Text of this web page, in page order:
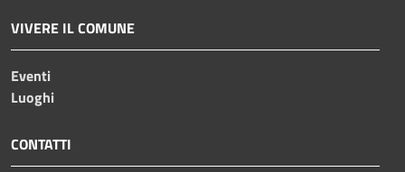
VIVERE IL COMUNE
Eventi
Luoghi
CONTATTI